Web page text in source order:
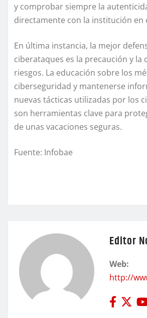
y comprobar siempre la
directamente con la institución en
En última instancia, la mejor
ciberataques es la precaución y la
riesgos. La educación sobre los
ciberseguridad y mantenerse
nuevas tácticas utilizadas por los
son herramientas clave para
de unas vacaciones seguras.
Fuente: Infobae
Editor
Web:
http://